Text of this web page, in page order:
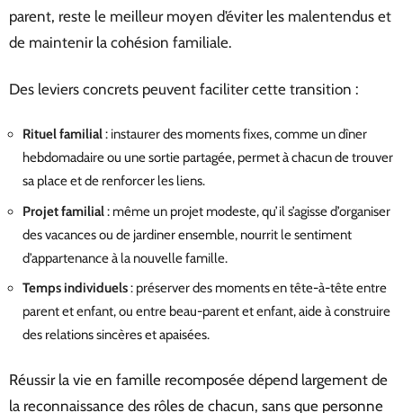
parent, reste le meilleur moyen d’éviter les malentendus et
de maintenir la cohésion familiale.
Des leviers concrets peuvent faciliter cette transition :
Rituel familial: instaurer des moments fixes, comme un dîner
hebdomadaire ou une sortie partagée, permet à chacun de trouver
sa place et de renforcer les liens.
Projet familial: même un projet modeste, qu’il s’agisse d’organiser
des vacances ou de jardiner ensemble, nourrit le sentiment
d’appartenance à la nouvelle famille.
Temps individuels: préserver des moments en tête-à-tête entre
parent et enfant, ou entre beau-parent et enfant, aide à construire
des relations sincères et apaisées.
Réussir la vie en famille recomposée dépend largement de
la reconnaissance des rôles de chacun, sans que personne